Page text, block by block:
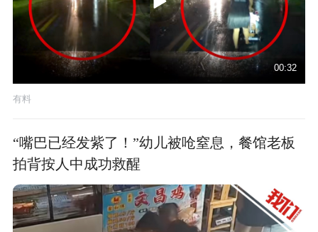
00:32
有料
“嘴巴已经发紫了！”幼儿被呛窒息，餐馆老板
拍背按人中成功救醒